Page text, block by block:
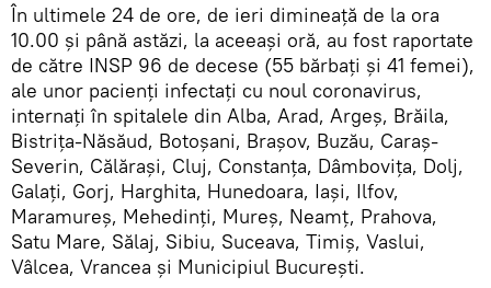
În ultimele 24 de ore, de ieri dimineață de la ora
10.00 și până astăzi, la aceeași oră, au fost raportate
de către INSP 96 de decese (55 bărbați și 41 femei),
ale unor pacienți infectați cu noul coronavirus,
internați în spitalele din Alba, Arad, Argeș, Brăila,
Bistrița-Năsăud, Botoșani, Brașov, Buzău, Caraș-
Severin, Călărași, Cluj, Constanța, Dâmbovița, Dolj,
Galați, Gorj, Harghita, Hunedoara, Iași, Ilfov,
Maramureș, Mehedinți, Mureș, Neamț, Prahova,
Satu Mare, Sălaj, Sibiu, Suceava, Timiș, Vaslui,
Vâlcea, Vrancea și Municipiul București.